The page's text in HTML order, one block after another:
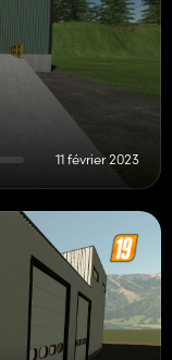
11 février 2023